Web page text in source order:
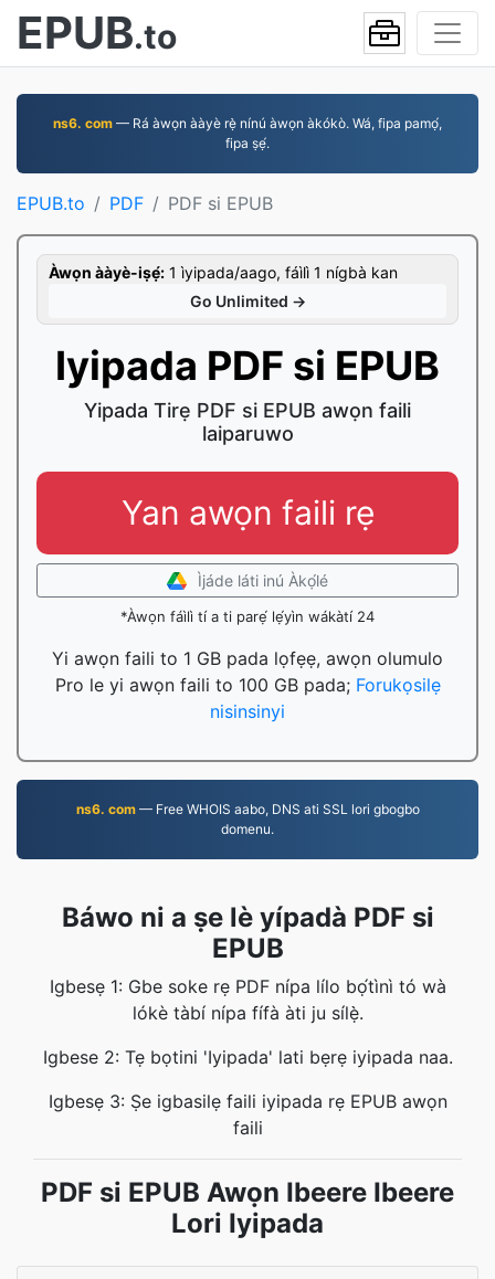
EPUB.to
ns6. com — Rá àwọn ààyè rẹ̀ nínú àwọn àkókò. Wá, fipa pamọ́,
fipa ṣẹ́.
EPUB.to PDF PDF si EPUB
Àwọn ààyè-iṣẹ́: 1 ìyipada/aago, fáìlì 1 nígbà kan
Go Unlimited →
Iyipada PDF si EPUB
Yipada Tirẹ PDF si EPUB awọn faili
laiparuwo
Yan awọn faili rẹ
Ìjáde láti inú Àkọ́lé
*Àwọn fáìlì tí a ti parẹ́ lẹ́yìn wákàtí 24
Yi awọn faili to 1 GB pada lọfẹẹ, awọn olumulo
Pro le yi awọn faili to 100 GB pada; Forukọsilẹ
nisinsinyi
ns6. com— Free WHOIS aabo, DNS ati SSL lori gbogbo
domenu.
Báwo ni a ṣe lè yípadà PDF si
EPUB
Igbesẹ 1: Gbe soke rẹ PDF nípa lílo bọ́tìnì tó wà
lókè tàbí nípa fífà àti ju sílẹ̀.
Igbese 2: Tẹ bọtini 'Iyipada' lati bẹrẹ iyipada naa.
Igbesẹ 3: Ṣe igbasilẹ faili iyipada rẹ EPUB awọn
faili
PDF si EPUB Awọn Ibeere Ibeere
Lori Iyipada